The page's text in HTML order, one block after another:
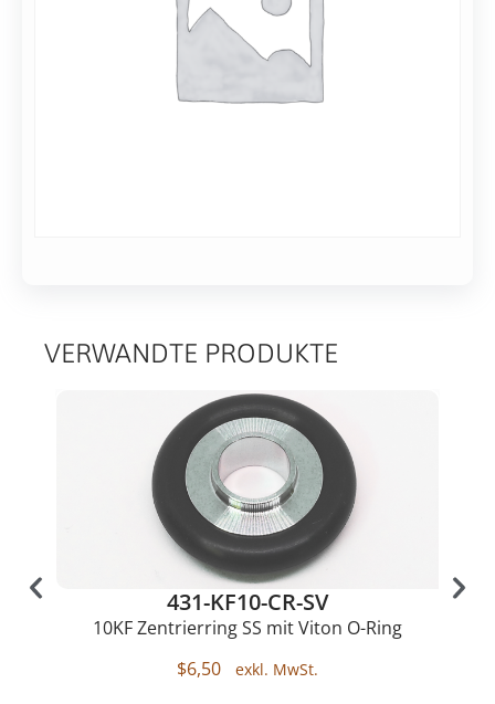
VERWANDTE PRODUKTE
431-KF10-CR-SV
10KF Zentrierring SS mit Viton O-Ring
$6,50